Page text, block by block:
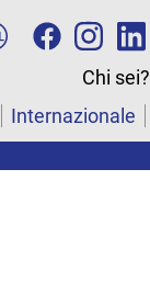
Chi sei?
Internazionale